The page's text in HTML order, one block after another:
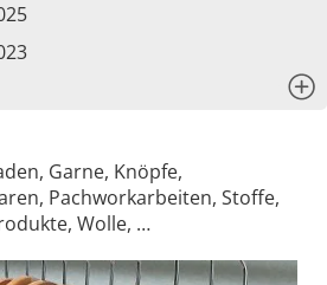
Garne, Knöpfe,
Pachworkarbeiten, Stoffe,
Wolle, …